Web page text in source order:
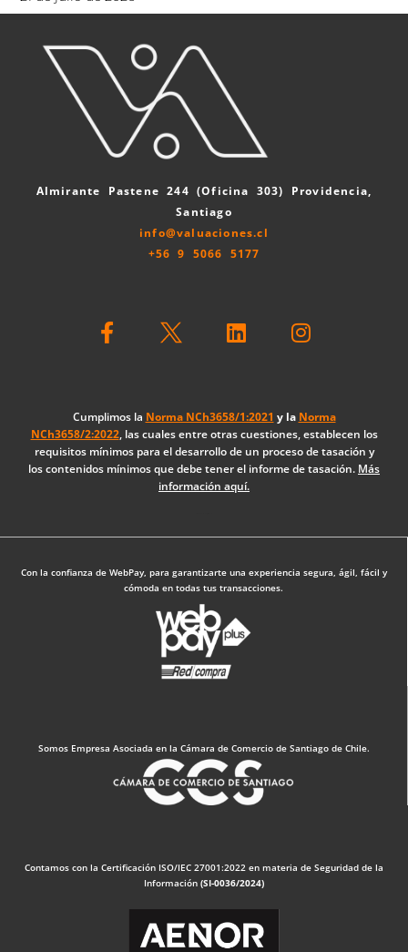
Almirante Pastene 244 (Oficina 303) Providencia,
Santiago
info@valuaciones.cl
+56 9 5066 5177
a
o
o
k
i
d
i
n
n
g
r
a
Cumplimos la Norma NCh3658/1:2021 y la Norma
NCh3658/2:2022, las cuales entre otras cuestiones, establecen los
requisitos mínimos para el desarrollo de un proceso de tasación y
los contenidos mínimos que debe tener el informe de tasación. Más
información aquí.
Con la confianza de WebPay, para garantizarte una experiencia segura, ágil, fácil y
cómoda en todas tus transacciones.
Somos Empresa Asociada en la Cámara de Comercio de Santiago de Chile.
Contamos con la Certificación ISO/IEC 27001:2022 en materia de Seguridad de la
Información (SI-0036/2024)